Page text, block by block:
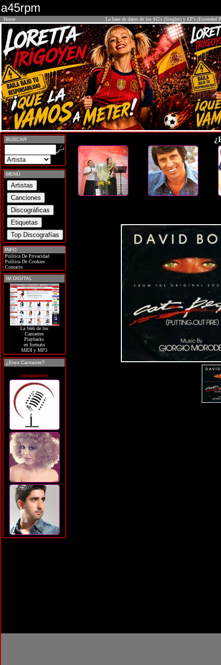
a45rpm
Home La base de datos de los SG's (Singles) y EP's (Extended
BUSCAR
MENÚ
INFO
Política De Privacidad
Política De Cookies
Contacto
IM DIGITAL
La Web de los
Cantantes
Playbacks
en formato
MIDI y MP3
¿Eres Cantante?
soycantante.es